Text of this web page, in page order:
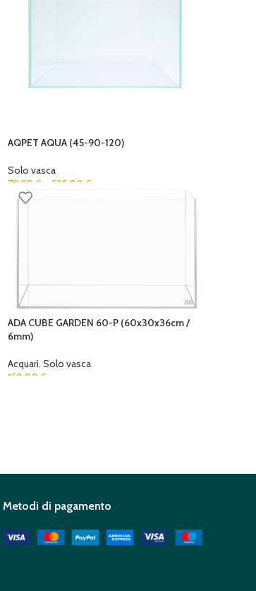
AQPET AQUA (45-90-120)
Solo vasca
79,90 € 525,00 €
ADA CUBE GARDEN 60-P (60x30x36cm /
6mm)
Acquari,Solo vasca
159,00 €
Metodi di pagamento